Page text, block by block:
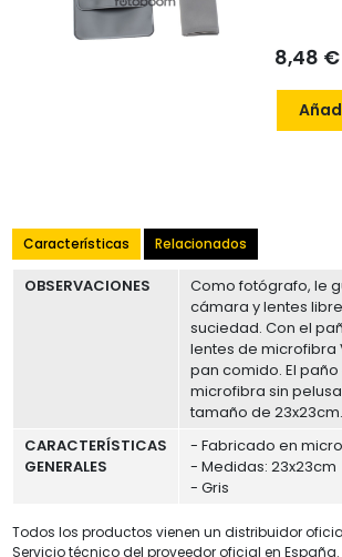
8,48 €
Características Relacionados
OBSERVACIONES
Como fotógrafo, le
cámara y lentes
suciedad. Con el
lentes de microfibra
pan comido. El
microfibra sin
tamaño de 23x23cm.
CARACTERÍSTICAS
GENERALES
- Fabricado en
- Medidas: 23x23cm
- Gris
Todos los productos vienen un distribuidor
Servicio técnico del proveedor oficial en España.